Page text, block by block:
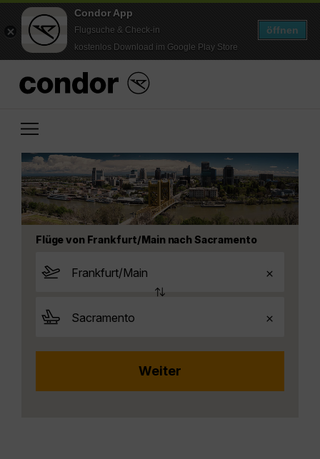
Condor App
Flugsuche & Check-in
kostenlos Download im Google Play Store
öffnen
Flüge von Frankfurt/Main nach Sacramento